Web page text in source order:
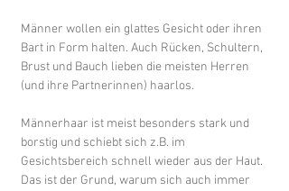
Männer wollen ein glattes Gesicht oder ihren
Bart in Form halten. Auch Rücken, Schultern,
Brust und Bauch lieben die meisten Herren
(und ihre Partnerinnen) haarlos.
Männerhaar ist meist besonders stark und
borstig und schiebt sich z.B. im
Gesichtsbereich schnell wieder aus der Haut.
Das ist der Grund, warum sich auch immer